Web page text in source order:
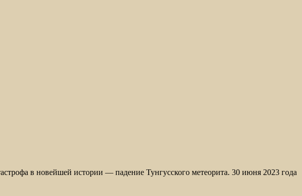
в новейшей истории — падение Тунгусского метеорита. 30 июня 2023 года